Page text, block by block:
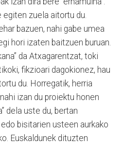
egiten zuela aitortu du.
bazuen, nahi gabe umea
hori izaten baitzuen buruan.
da Atxagarentzat, toki
fikzioari dagokionez, hau
du. Horregatik, herria
izan du proiektu honen
dela uste du, bertan
bisitarien usteen aurkako
Euskaldunek dituzten